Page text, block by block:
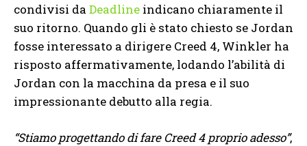
condivisi da Deadline indicano chiaramente il
suo ritorno. Quando gli è stato chiesto se Jordan
fosse interessato a dirigere Creed 4, Winkler ha
risposto affermativamente, lodando l’abilità di
Jordan con la macchina da presa e il suo
impressionante debutto alla regia.
“Stiamo progettando di fare Creed 4 proprio adesso”,